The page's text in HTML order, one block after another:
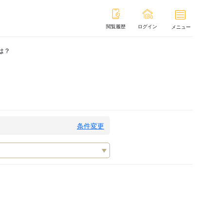
閲覧履歴 ログイン メニュー
？
条件変更